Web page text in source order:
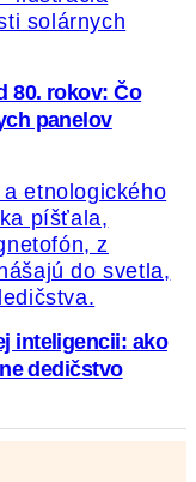
80. rokov: Čo
panelov
inteligencii: ako
dedičstvo